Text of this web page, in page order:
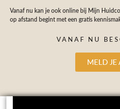
VANAF NU
MELD JE
Vanaf nu kan je ook online bij Mijn
op afstand begint met een gratis